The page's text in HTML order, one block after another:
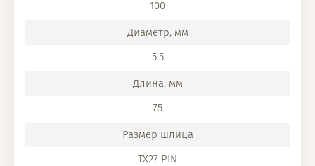
100
5.5
75
TX27 PIN